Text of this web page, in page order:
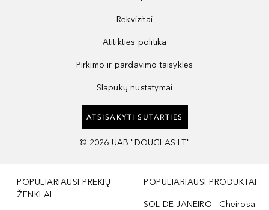
Rekvizitai
Atitikties politika
Pirkimo ir pardavimo taisyklės
Slapukų nustatymai
ATSISAKYTI SUTARTIES
© 2026 UAB "DOUGLAS LT"
POPULIARIAUSI PREKIŲ
ŽENKLAI
POPULIARIAUSI PRODUKTAI
SOL DE JANEIRO - Cheirosa